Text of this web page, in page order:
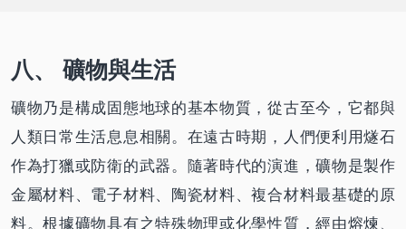
八、 礦物與生活
礦物乃是構成固態地球的基本物質，從古至今，它都與
人類日常生活息息相關。在遠古時期，人們便利用燧石
作為打獵或防衛的武器。隨著時代的演進，礦物是製作
金屬材料、電子材料、陶瓷材料、複合材料最基礎的原
料。根據礦物具有之特殊物理或化學性質，經由熔煉、